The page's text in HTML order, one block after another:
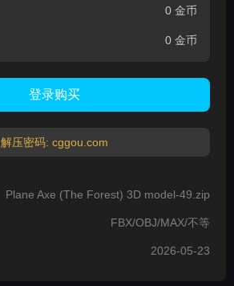
0 金币
0 金币
登录购买
解压密码: cggou.com
Plane Axe (The Forest) 3D model-49.zip
FBX/OBJ/MAX/不等
2026-05-23